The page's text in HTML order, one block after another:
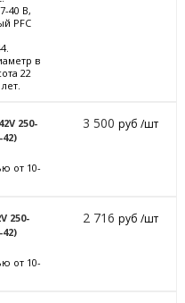
40 В,
PFC
в
22
250-
от 10-
3 500руб /шт
250-
42)
от 10-
2 716руб /шт